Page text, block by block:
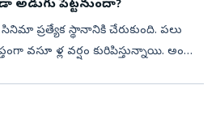
పెట్టనుందా?
ప్రత్యేక స్థానానికి చేరుకుంది. పలు
వసూ ళ్ల వర్షం కురిపిస్తున్నాయి. అందుకే